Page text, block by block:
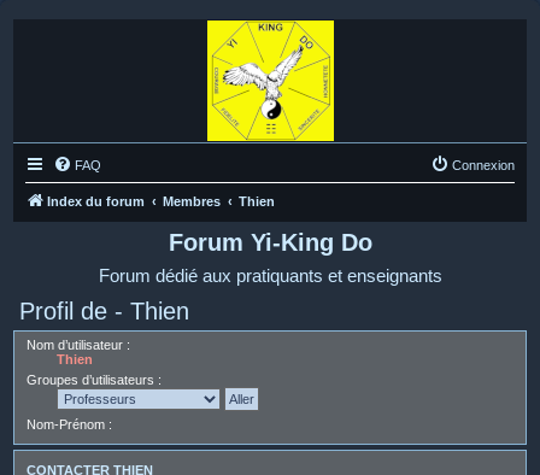
FAQ Connexion
Index du forum Membres Thien
Forum Yi-King Do
Forum dédié aux pratiquants et enseignants
Profil de - Thien
Nom d’utilisateur :
Thien
Groupes d’utilisateurs :
Nom-Prénom :
CONTACTER THIEN